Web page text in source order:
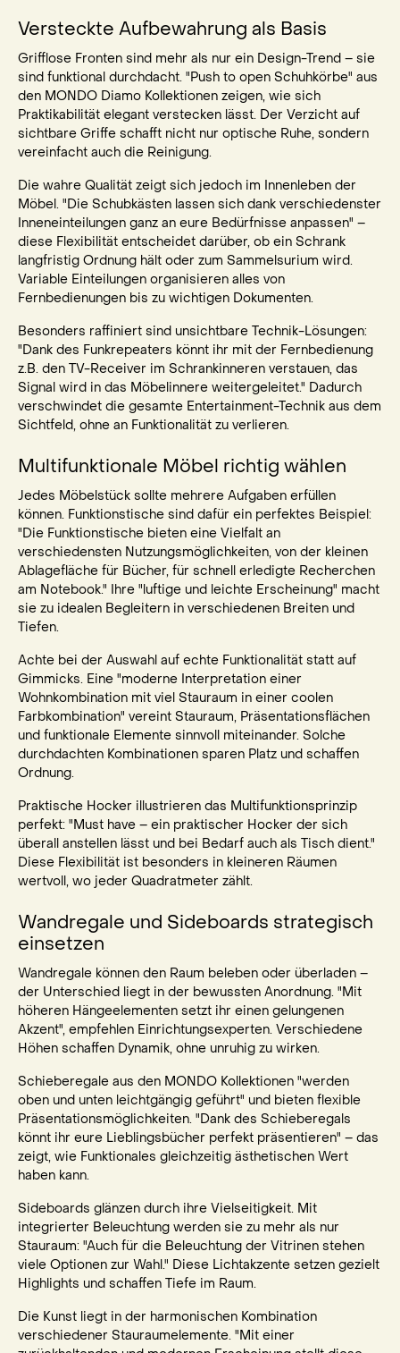
Versteckte Aufbewahrung als Basis
Grifflose Fronten sind mehr als nur ein Design-Trend – sie
sind funktional durchdacht. "Push to open Schuhkörbe" aus
den MONDO Diamo Kollektionen zeigen, wie sich
Praktikabilität elegant verstecken lässt. Der Verzicht auf
sichtbare Griffe schafft nicht nur optische Ruhe, sondern
vereinfacht auch die Reinigung.
Die wahre Qualität zeigt sich jedoch im Innenleben der
Möbel. "Die Schubkästen lassen sich dank verschiedenster
Inneneinteilungen ganz an eure Bedürfnisse anpassen" –
diese Flexibilität entscheidet darüber, ob ein Schrank
langfristig Ordnung hält oder zum Sammelsurium wird.
Variable Einteilungen organisieren alles von
Fernbedienungen bis zu wichtigen Dokumenten.
Besonders raffiniert sind unsichtbare Technik-Lösungen:
"Dank des Funkrepeaters könnt ihr mit der Fernbedienung
z.B. den TV-Receiver im Schrankinneren verstauen, das
Signal wird in das Möbelinnere weitergeleitet." Dadurch
verschwindet die gesamte Entertainment-Technik aus dem
Sichtfeld, ohne an Funktionalität zu verlieren.
Multifunktionale Möbel richtig wählen
Jedes Möbelstück sollte mehrere Aufgaben erfüllen
können. Funktionstische sind dafür ein perfektes Beispiel:
"Die Funktionstische bieten eine Vielfalt an
verschiedensten Nutzungsmöglichkeiten, von der kleinen
Ablagefläche für Bücher, für schnell erledigte Recherchen
am Notebook." Ihre "luftige und leichte Erscheinung" macht
sie zu idealen Begleitern in verschiedenen Breiten und
Tiefen.
Achte bei der Auswahl auf echte Funktionalität statt auf
Gimmicks. Eine "moderne Interpretation einer
Wohnkombination mit viel Stauraum in einer coolen
Farbkombination" vereint Stauraum, Präsentationsflächen
und funktionale Elemente sinnvoll miteinander. Solche
durchdachten Kombinationen sparen Platz und schaffen
Ordnung.
Praktische Hocker illustrieren das Multifunktionsprinzip
perfekt: "Must have – ein praktischer Hocker der sich
überall anstellen lässt und bei Bedarf auch als Tisch dient."
Diese Flexibilität ist besonders in kleineren Räumen
wertvoll, wo jeder Quadratmeter zählt.
Wandregale und Sideboards strategisch
einsetzen
Wandregale können den Raum beleben oder überladen –
der Unterschied liegt in der bewussten Anordnung. "Mit
höheren Hängeelementen setzt ihr einen gelungenen
Akzent", empfehlen Einrichtungsexperten. Verschiedene
Höhen schaffen Dynamik, ohne unruhig zu wirken.
Schieberegale aus den MONDO Kollektionen "werden
oben und unten leichtgängig geführt" und bieten flexible
Präsentationsmöglichkeiten. "Dank des Schieberegals
könnt ihr eure Lieblingsbücher perfekt präsentieren" – das
zeigt, wie Funktionales gleichzeitig ästhetischen Wert
haben kann.
Sideboards glänzen durch ihre Vielseitigkeit. Mit
integrierter Beleuchtung werden sie zu mehr als nur
Stauraum: "Auch für die Beleuchtung der Vitrinen stehen
viele Optionen zur Wahl." Diese Lichtakzente setzen gezielt
Highlights und schaffen Tiefe im Raum.
Die Kunst liegt in der harmonischen Kombination
verschiedener Stauraumelemente. "Mit einer